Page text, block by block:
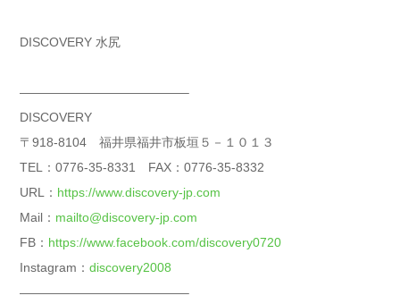
DISCOVERY 水尻
—————————————–
DISCOVERY
〒918-8104 福井県福井市板垣５－１０１３
TEL：0776-35-8331 FAX：0776-35-8332
URL： https://www.discovery-jp.com
Mail： mailto@discovery-jp.com
FB： https://www.facebook.com/discovery0720
Instagram： discovery2008
—————————————–